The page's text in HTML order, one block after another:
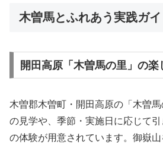
木曽馬とふれあう実践ガイ
開田高原「木曽馬の里」の楽
木曽郡木曽町・開田高原の「木曽
の見学や、季節・実施日に応じて
の体験が用意されています。御嶽山